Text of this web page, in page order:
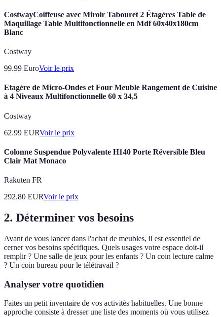
CostwayCoiffeuse avec Miroir Tabouret 2 Étagères Table de
Maquillage Table Multifonctionnelle en Mdf 60x40x180cm
Blanc
Costway
99.99 EuroVoir le prix
Etagère de Micro-Ondes et Four Meuble Rangement de Cuisine
à 4 Niveaux Multifonctionnelle 60 x 34,5
Costway
62.99 EURVoir le prix
Colonne Suspendue Polyvalente H140 Porte Réversible Bleu
Clair Mat Monaco
Rakuten FR
292.80 EURVoir le prix
2. Déterminer vos besoins
Avant de vous lancer dans l'achat de meubles, il est essentiel de
cerner vos besoins spécifiques. Quels usages votre espace doit-il
remplir ? Une salle de jeux pour les enfants ? Un coin lecture calme
? Un coin bureau pour le télétravail ?
Analyser votre quotidien
Faites un petit inventaire de vos activités habituelles. Une bonne
approche consiste à dresser une liste des moments où vous utilisez